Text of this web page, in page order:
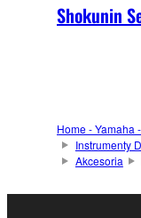
Shokunin
Home - Yamaha
Instrumenty
Akcesoria